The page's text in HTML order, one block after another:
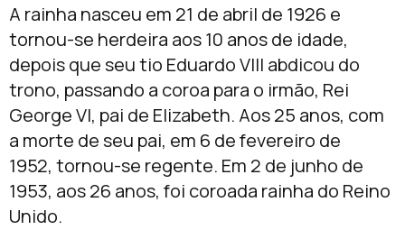
A rainha nasceu em 21 de abril de 1926 e
tornou-se herdeira aos 10 anos de idade,
depois que seu tio Eduardo VIII abdicou do
trono, passando a coroa para o irmão, Rei
George VI, pai de Elizabeth. Aos 25 anos, com
a morte de seu pai, em 6 de fevereiro de
1952, tornou-se regente. Em 2 de junho de
1953, aos 26 anos, foi coroada rainha do Reino
Unido.